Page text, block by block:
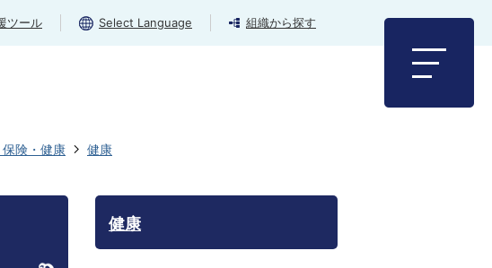
ツール Select Language 組織から探す
保険・健康
健康
健康